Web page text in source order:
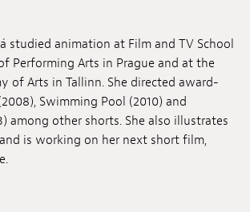
studied animation at Film and TV School
Performing Arts in Prague and at the
of Arts in Tallinn. She directed award-
Swimming Pool (2010) and
among other shorts. She also illustrates
is working on her next short film,